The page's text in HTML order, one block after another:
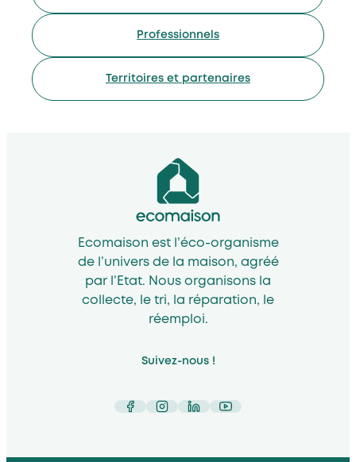
Professionnels
Territoires et partenaires
Ecomaison est l’éco-organisme
de l’univers de la maison, agréé
par l’Etat. Nous organisons la
collecte, le tri, la réparation, le
réemploi.
Suivez-nous !
Facebook
Instagram
LinkedIn
YouTube